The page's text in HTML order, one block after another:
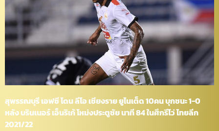
สุพรรณบุรี เอฟซี โดน ลีโอ เชียงราย ยูไนเต็ด 10คน บุกชนะ 1-0
หลัง บรินเนอร์ เอ็นริเก้ โหม่งประตูชัย นาที 84 ในศึกรีโว่ ไทยลีก
2021/22